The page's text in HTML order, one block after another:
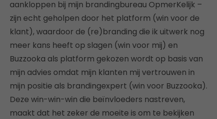
aankloppen bij mijn brandingbureau OpmerKelijk –
zijn echt geholpen door het platform (win voor de
klant), waardoor de (re)branding die ik uitwerk nog
meer kans heeft op slagen (win voor mij) en
Buzzooka als platform gekozen wordt op basis van
mijn advies omdat mijn klanten mij vertrouwen in
mijn positie als brandingexpert (win voor Buzzooka).
Deze win-win-win die beïnvloeders nastreven,
maakt dat het zeker de moeite is om te bekijken